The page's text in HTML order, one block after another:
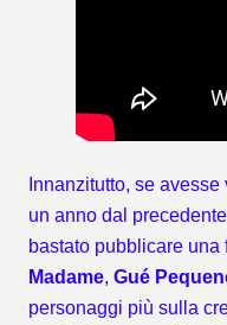
Innanzitutto, se
un anno dal
bastato pubblicare una
Madame, Gué
personaggi più sulla